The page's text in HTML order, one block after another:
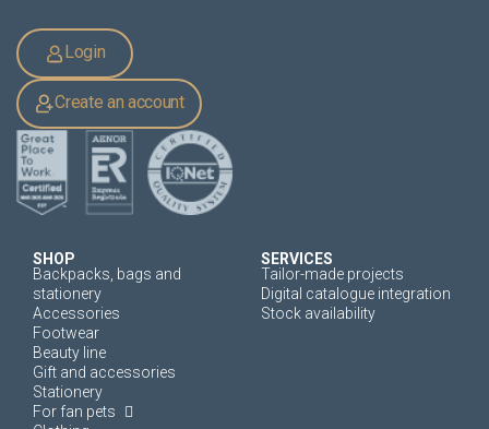
Login
Create an account
SHOP
Backpacks, bags and
stationery
Accessories
Footwear
Beauty line
Gift and accessories
Stationery
For fan pets
SERVICES
Tailor-made projects
Digital catalogue integration
Stock availability